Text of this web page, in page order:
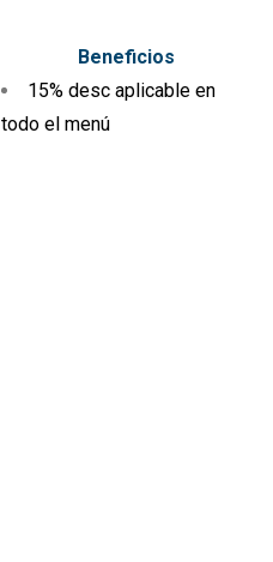
Beneficios
15% desc aplicable en
todo el menú